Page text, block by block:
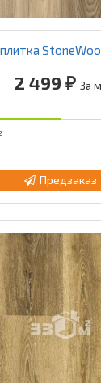
2 499 ₽ За м
Предзаказ